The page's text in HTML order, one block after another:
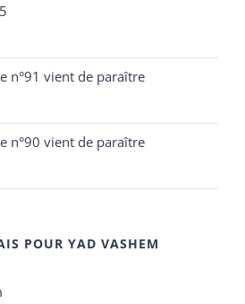
n°91 vient de paraître
n°90 vient de paraître
POUR YAD VASHEM